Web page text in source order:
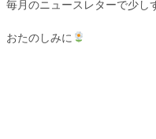
毎月のニュースレターで少し
おたのしみに